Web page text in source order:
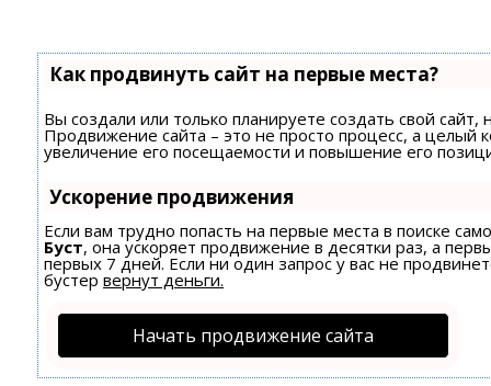
Как продвинуть сайт на первые места?
Вы создали или только планируете создать свой сайт,
Продвижение сайта – это не просто процесс, а целый
увеличение его посещаемости и повышение его
Ускорение продвижения
Если вам трудно попасть на первые места в поиске
Буст, она ускоряет продвижение в десятки раз, а
первых 7 дней. Если ни один запрос у вас не
бустер вернут деньги.
Начать продвижение сайта